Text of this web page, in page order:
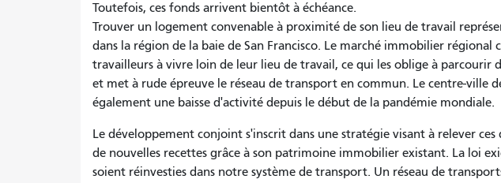
Toutefois, ces fonds arrivent bientôt à échéance.
Trouver un logement convenable à proximité de son lieu de travail
dans la région de la baie de San Francisco. Le marché immobilier
travailleurs à vivre loin de leur lieu de travail, ce qui les oblige à parcourir
et met à rude épreuve le réseau de transport en commun. Le centre-ville
également une baisse d'activité depuis le début de la pandémie mondiale.
Le développement conjoint s'inscrit dans une stratégie visant à relever ces
de nouvelles recettes grâce à son patrimoine immobilier existant. La loi
soient réinvesties dans notre système de transport. Un réseau de